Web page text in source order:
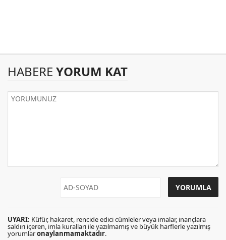
HABERE YORUM KAT
UYARI: Küfür, hakaret, rencide edici cümleler veya imalar, inançlara
saldırı içeren, imla kuralları ile yazılmamış ve büyük harflerle yazılmış
yorumlaronaylanmamaktadır.